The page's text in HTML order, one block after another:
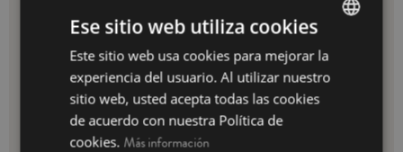
SPANISH
INGLÉS
Ese sitio web utiliza cookies
Este sitio web usa cookies para mejorar la
experiencia del usuario. Al utilizar nuestro
sitio web, usted acepta todas las cookies
de acuerdo con nuestra Política de
cookies. Más información